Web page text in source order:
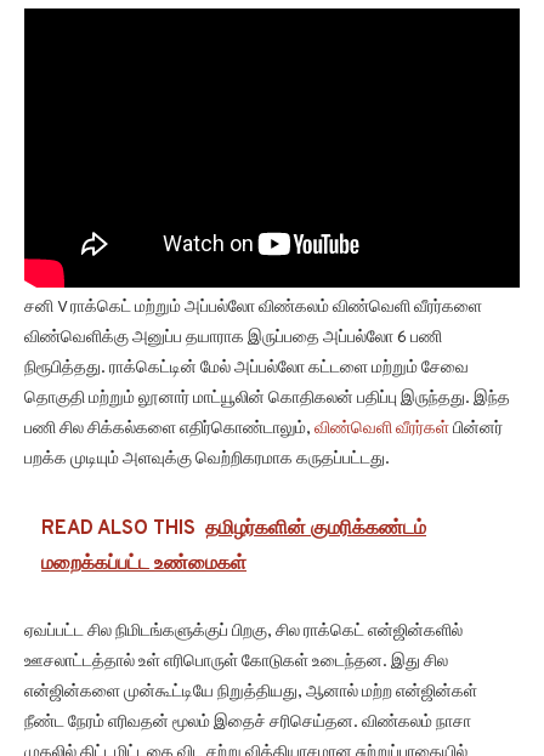
சனி V ராக்கெட் மற்றும் அப்பல்லோ விண்கலம் விண்வெளி வீரர்களை
விண்வெளிக்கு அனுப்ப தயாராக இருப்பதை அப்பல்லோ 6 பணி
நிரூபித்தது. ராக்கெட்டின் மேல் அப்பல்லோ கட்டளை மற்றும் சேவை
தொகுதி மற்றும் லூனார் மாட்யூலின் கொதிகலன் பதிப்பு இருந்தது. இந்த
பணி சில சிக்கல்களை எதிர்கொண்டாலும், விண்வெளி வீரர்கள்பின்னர்
பறக்க முடியும் அளவுக்கு வெற்றிகரமாக கருதப்பட்டது.
READ ALSO THIS தமிழர்களின் குமரிக்கண்டம்
மறைக்கப்பட்ட உண்மைகள்
ஏவப்பட்ட சில நிமிடங்களுக்குப் பிறகு, சில ராக்கெட் என்ஜின்களில்
ஊசலாட்டத்தால் உள் எரிபொருள் கோடுகள் உடைந்தன. இது சில
என்ஜின்களை முன்கூட்டியே நிறுத்தியது, ஆனால் மற்ற என்ஜின்கள்
நீண்ட நேரம் எரிவதன் மூலம் இதைச் சரிசெய்தன. விண்கலம் நாசா